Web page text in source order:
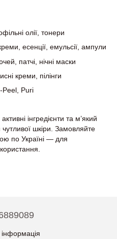
олії, тонери
есенції, емульсії, ампули
патчі, нічні маски
креми, пілінги
Peel, Puri
інгредієнти та м’який
шкіри. Замовляйте
по Україні — для
інформація